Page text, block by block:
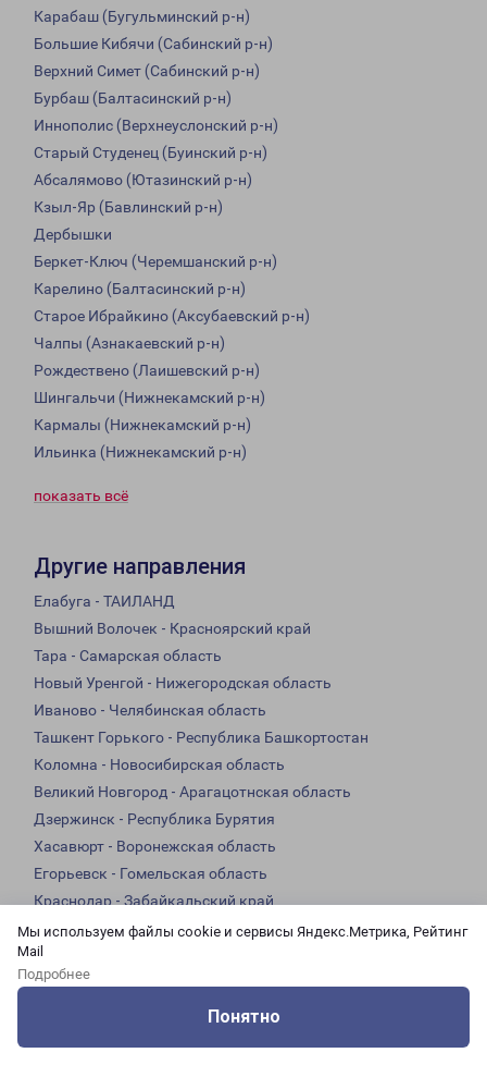
Мы используем файлы cookie и сервисы Яндекс.Метрика, Рейтинг
Mail
Подробнее
Понятно
Карабаш (Бугульминский р-н)
Большие Кибячи (Сабинский р-н)
Верхний Симет (Сабинский р-н)
Бурбаш (Балтасинский р-н)
Иннополис (Верхнеуслонский р-н)
Старый Студенец (Буинский р-н)
Абсалямово (Ютазинский р-н)
Кзыл-Яр (Бавлинский р-н)
Дербышки
Беркет-Ключ (Черемшанский р-н)
Карелино (Балтасинский р-н)
Старое Ибрайкино (Аксубаевский р-н)
Чалпы (Азнакаевский р-н)
Рождествено (Лаишевский р-н)
Шингальчи (Нижнекамский р-н)
Кармалы (Нижнекамский р-н)
Ильинка (Нижнекамский р-н)
показать всё
Другие направления
Елабуга - ТАИЛАНД
Вышний Волочек - Красноярский край
Тара - Самарская область
Новый Уренгой - Нижегородская область
Иваново - Челябинская область
Ташкент Горького - Республика Башкортостан
Коломна - Новосибирская область
Великий Новгород - Арагацотнская область
Дзержинск - Республика Бурятия
Хасавюрт - Воронежская область
Егорьевск - Гомельская область
Краснодар - Забайкальский край
Нальчик - Турция
Кропоткин - Ереван
Орел - Курская область
Ковров - Липецкая область